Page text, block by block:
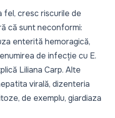
fel, cresc riscurile de
că sunt neconformi:
enterită hemoragică,
de infecție cu E.
Liliana Carp. Alte
virală, dizenteria
de exemplu, giardiaza